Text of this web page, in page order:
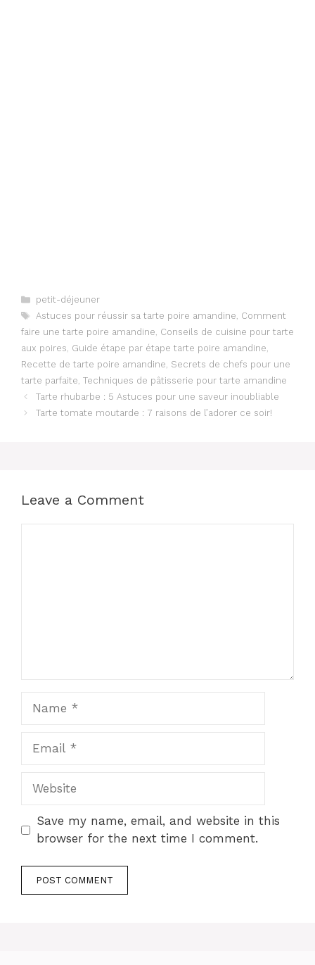
Categories
petit-déjeuner
Tags
Astuces pour réussir sa tarte poire amandine, Comment
faire une tarte poire amandine, Conseils de cuisine pour tarte
aux poires, Guide étape par étape tarte poire amandine,
Recette de tarte poire amandine, Secrets de chefs pour une
tarte parfaite, Techniques de pâtisserie pour tarte amandine
Tarte rhubarbe : 5 Astuces pour une saveur inoubliable
Tarte tomate moutarde : 7 raisons de l’adorer ce soir!
Leave a Comment
Website
Save my name, email, and website in this
browser for the next time I comment.